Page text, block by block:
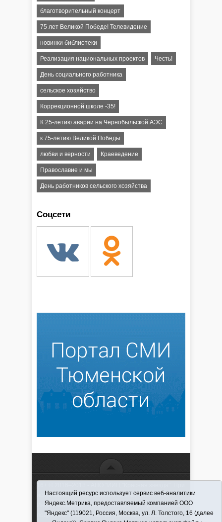
благотворительный концерт
75 лет Великой Победе! Телевидение
новинки библиотеки
Реализация национальных проектов Честь!
День социального работника
сельское хозяйство
Коррекционной школе -35!
К 25-летию аварии на Чернобыльской АЭС
к 75-летию Великой Победы
любви и верности Краеведение
Православие и мы
День работников сельского хозяйства
Соцсети
использовании материалов ссылка обязательна
Информационная лента выходит при финансовой
поддержке правительства Тюменской области
Настоящий ресурс использует сервис веб-аналитики
Яндекс.Метрика, предоставляемый компанией ООО
"Яндекс" (119021, Россия, Москва, ул. Л. Толстого, 16 (далее